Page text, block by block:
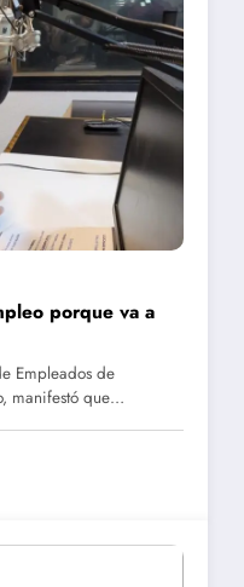
porque va a
Empleados de
manifestó que…